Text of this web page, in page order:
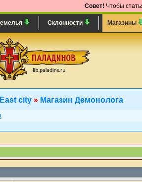
Совет! Чтобы
Склонности Магазины
East city » Магазин Демонолога